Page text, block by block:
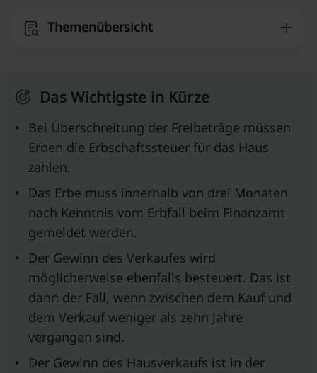
Themenübersicht
Das Wichtigste in Kürze
•
Bei Überschreitung der Freibeträge müssen
Erben die Erbschaftssteuer für das Haus
zahlen.
•
Das Erbe muss innerhalb von drei Monaten
nach Kenntnis vom Erbfall beim Finanzamt
gemeldet werden.
•
Der Gewinn des Verkaufes wird
möglicherweise ebenfalls besteuert. Das ist
dann der Fall, wenn zwischen dem Kauf und
dem Verkauf weniger als zehn Jahre
vergangen sind.
•
Der Gewinn des Hausverkaufs ist in der